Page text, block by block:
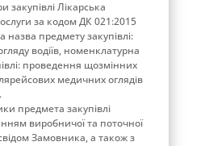
закупівлі Лікарська
за кодом ДК 021:2015
назва предмету закупівлі:
водіїв, номенклатурна
проведення щозмінних
медичних оглядів
предмета закупівлі
виробничої та поточної
Замовника, а також з